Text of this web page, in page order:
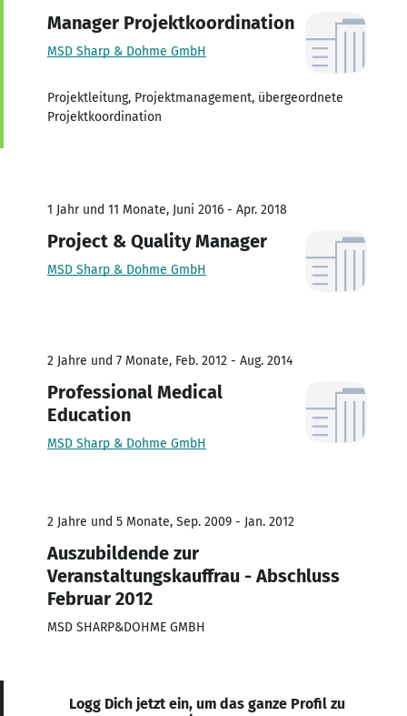
Manager Projektkoordination
MSD Sharp & Dohme GmbH
Projektleitung, Projektmanagement, übergeordnete
Projektkoordination
1 Jahr und 11 Monate, Juni 2016 - Apr. 2018
Project & Quality Manager
MSD Sharp & Dohme GmbH
2 Jahre und 7 Monate, Feb. 2012 - Aug. 2014
Professional Medical
Education
MSD Sharp & Dohme GmbH
2 Jahre und 5 Monate, Sep. 2009 - Jan. 2012
Auszubildende zur
Veranstaltungskauffrau - Abschluss
Februar 2012
MSD SHARP&DOHME GMBH
Logg Dich jetzt ein, um das ganze Profil zu